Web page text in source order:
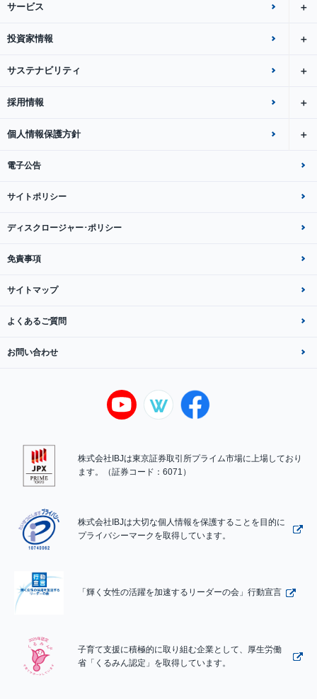
サービス
投資家情報
サステナビリティ
採用情報
個人情報保護方針
電子公告
サイトポリシー
ディスクロージャー･ポリシー
免責事項
サイトマップ
よくあるご質問
お問い合わせ
株式会社IBJは東京証券取引所プライム市場に上場しており
ます。（証券コード：6071）
株式会社IBJは大切な個人情報を保護することを目的に
プライバシーマークを取得しています。
「輝く女性の活躍を加速するリーダーの会」行動宣言
子育て支援に積極的に取り組む企業として、厚生労働
省「くるみん認定」を取得しています。